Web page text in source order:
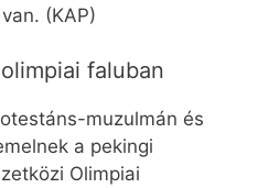
(KAP)
faluban
muzulmán és
a pekingi
Olimpiai